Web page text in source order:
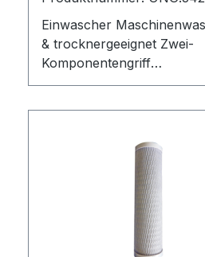
Einwascher Maschinenwaschbar
& trocknergeeignet Zwei-
Komponentengriff
Wasserkammern, erhöte